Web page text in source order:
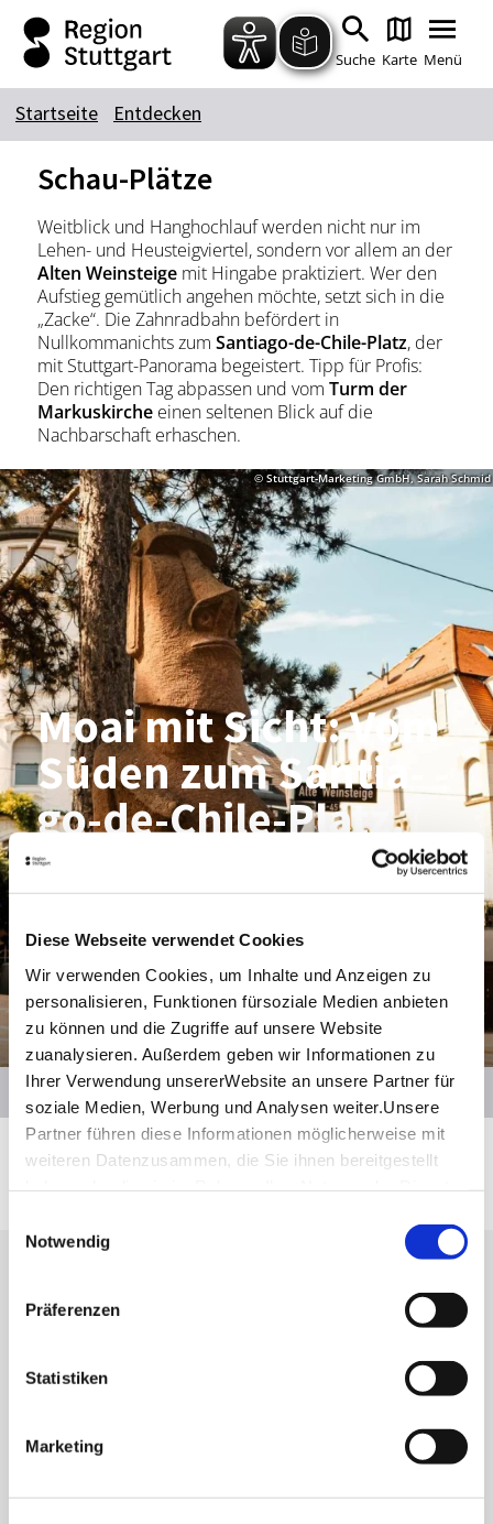
Diese Webseite verwendet Cookies
Wir verwenden Cookies, um Inhalte und Anzeigen zu
personalisieren, Funktionen fürsoziale Medien anbieten
zu können und die Zugriffe auf unsere Website
zuanalysieren. Außerdem geben wir Informationen zu
Ihrer Verwendung unsererWebsite an unsere Partner für
soziale Medien, Werbung und Analysen weiter.Unsere
Partner führen diese Informationen möglicherweise mit
weiteren Datenzusammen, die Sie ihnen bereitgestellt
Impressum
Notwendig
Präferenzen
Statistiken
Marketing
Zum Hauptinhalt springen
Zur Suche springen
Zur Hauptnavigation
Zum Footer springen
Suche Karte Menü
Suchbegriff
Das könnte Sie interessieren
Stadtführungen
Tickets
Citytour
Übernachtung
Erlebnisse
Essen & Trinken
Wein
Automobil
Kultur
Feste & Highlights
Startseite Entdecken
Schau-Plätze
Weitblick und Hanghochlauf werden nicht nur im
Lehen- und Heusteigviertel, sondern vor allem an der
Alten Weinsteigemit Hingabe praktiziert. Wer den
Aufstieg gemütlich angehen möchte, setzt sich in die
„Zacke“. Die Zahnradbahn befördert in
Nullkommanichts zum Santiago-de-Chile-Platz, der
mit Stuttgart-Panorama begeistert. Tipp für Profis:
Den richtigen Tag abpassen und vom Turm der
Markuskircheeinen seltenen Blick auf die
Nachbarschaft erhaschen.
© Stuttgart-Marketing GmbH, Sarah Schmid
Moai mit Sicht: Vom
Sü­den zum San­tia­
go-de-Chi­le-Platz.
Details
Mit unserem Newsletter bleiben Sie zu Events,
Stuttgart und Region immer up-to-date.